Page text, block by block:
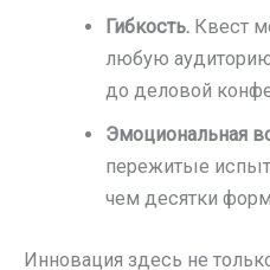
Гибкость. Квест
любую
до деловой
Эмоциональная
пережитые
чем десятки
Инновация здесь не